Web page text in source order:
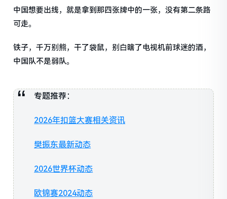
中国想要出线，就是拿到那四张牌中的一张，没有第二条路
可走。
铁子，千万别熊，干了袋鼠，别白瞎了电视机前球迷的酒，
中国队不是弱队。
专题推荐：
2026年扣篮大赛相关资讯
樊振东最新动态
2026世界杯动态
欧锦赛2024动态